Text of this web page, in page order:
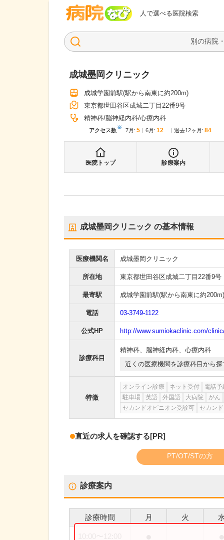
人で選べる医院検索
病院なび
成城墨岡クリニック
成城学園前駅(駅から南東に約200m)
東京都世田谷区成城二丁目22番9号
精神科 脳神経内科 心療内科
アクセス数※ 7月 : 5 6月 : 12 過去12ヶ月: 84
医院トップ 診療案内
成城墨岡クリニック の基本情報
医療機関名 成城墨岡クリニック
所在地 東京都世田谷区成城二丁目22番9号
最寄駅 成城学園前駅(駅から南東に約200m)
電話 03-3749-1122
公式HP http://www.sumiokaclinic.com/
診療科目
精神科、 脳神経内科、 心療内科
近くの医療機関を診療科目から探
特徴
オンライン診療 ネット受付 電話予
駐車場
英語 外国語 大病院 がん
セカンドオピニオン受診可
セカン
直近の求人を確認する[PR]
PT/OT/STの方
診療案内
診療時間 月 火